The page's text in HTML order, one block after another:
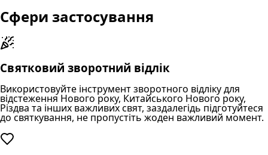
Сфери застосування
Святковий зворотний відлік
Використовуйте інструмент зворотного відліку для
відстеження Нового року, Китайського Нового року,
Різдва та інших важливих свят, заздалегідь підготуйтеся
до святкування, не пропустіть жоден важливий момент.